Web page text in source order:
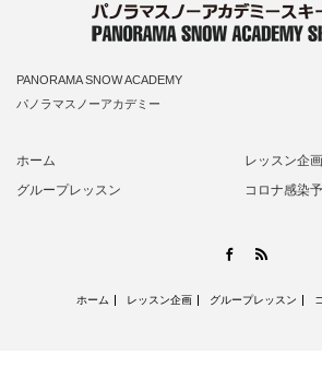
PANORAMA SNOW ACADEMY
パノラマスノーアカデミー
ホーム
レッスン企画
グループレッスン
コロナ感染
Facebook
ホーム レッスン企画 グループレッスン